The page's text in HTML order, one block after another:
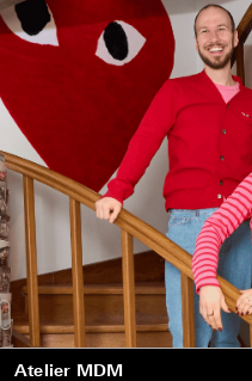
Atelier MDM